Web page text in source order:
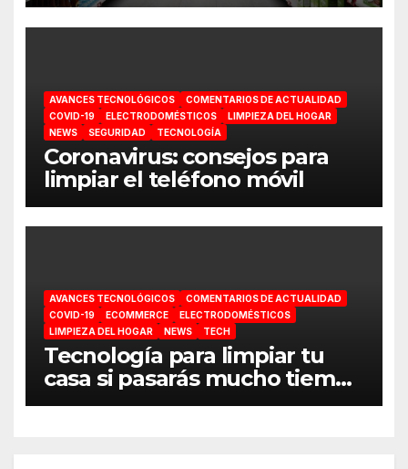
AVANCES TECNOLÓGICOS
COMENTARIOS DE ACTUALIDAD
COVID-19
ELECTRODOMÉSTICOS
LIMPIEZA DEL HOGAR
NEWS
SEGURIDAD TECNOLOGÍA
Coronavirus: consejos para
limpiar el teléfono móvil
AVANCES TECNOLÓGICOS
COMENTARIOS DE ACTUALIDAD
COVID-19
ECOMMERCE
ELECTRODOMÉSTICOS
LIMPIEZA DEL HOGAR
NEWS TECH
Tecnología para limpiar tu
casa si pasarás mucho tiempo
en ella